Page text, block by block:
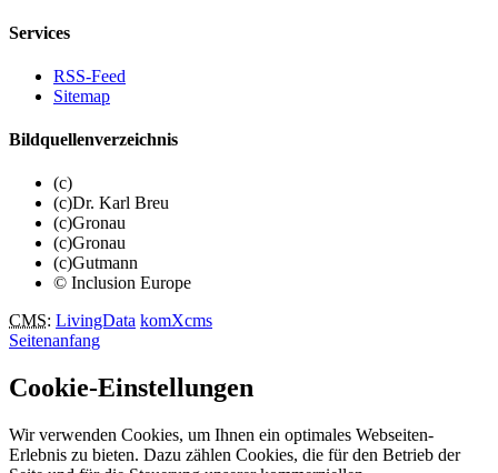
Services
RSS-Feed
Sitemap
Bildquellenverzeichnis
(c)
(c)Dr. Karl Breu
(c)Gronau
(c)Gronau
(c)Gutmann
© Inclusion Europe
CMS: LivingData komXcms
Seitenanfang
Cookie-Einstellungen
Wir verwenden Cookies, um Ihnen ein optimales Webseiten-
Erlebnis zu bieten. Dazu zählen Cookies, die für den Betrieb der